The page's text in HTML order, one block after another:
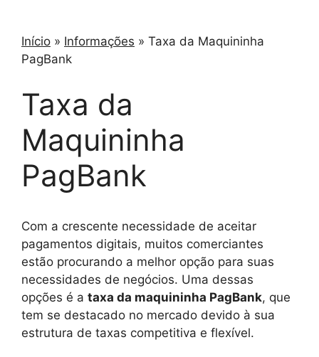
Início » Informações » Taxa da Maquininha
PagBank
Taxa da
Maquininha
PagBank
Com a crescente necessidade de aceitar
pagamentos digitais, muitos comerciantes
estão procurando a melhor opção para suas
necessidades de negócios. Uma dessas
opções é a taxa da maquininha PagBank, que
tem se destacado no mercado devido à sua
estrutura de taxas competitiva e flexível.